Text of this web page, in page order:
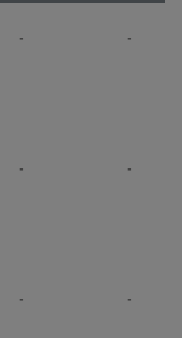
- -
- -
- -